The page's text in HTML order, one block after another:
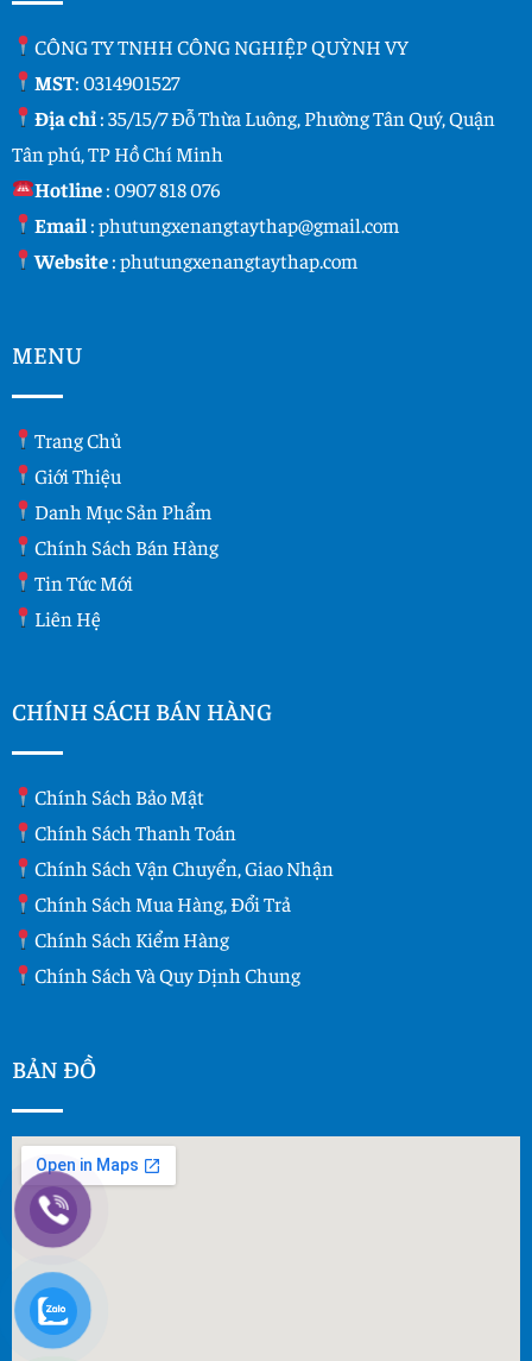
CÔNG TY TNHH CÔNG NGHIỆP QUỲNH VY
MST: 0314901527
Địa chỉ: 35/15/7 Đỗ Thừa Luông, Phường Tân Quý, Quận
Tân phú, TP Hồ Chí Minh
Hotline:0907 818 076
Email :phutungxenangtaythap@gmail.com
Website:phutungxenangtaythap.com
MENU
Trang Chủ
Giới Thiệu
Danh Mục Sản Phẩm
Chính Sách Bán Hàng
Tin Tức Mới
Liên Hệ
CHÍNH SÁCH BÁN HÀNG
Chính Sách Bảo Mật
Chính Sách Thanh Toán
Chính Sách Vận Chuyển, Giao Nhận
Chính Sách Mua Hàng, Đổi Trả
Chính Sách Kiểm Hàng
Chính Sách Và Quy Dịnh Chung
BẢN ĐỒ